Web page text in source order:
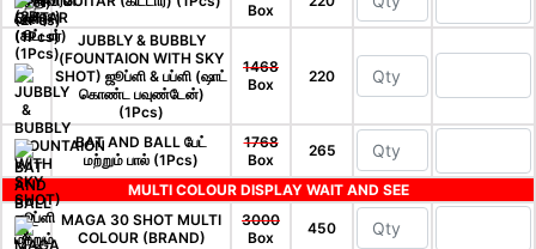
Box
JUBBLY & BUBBLY
(FOUNTAION WITH SKY
SHOT) ஜூப்ளி & பப்ளி (ஷாட்
கொண்ட பவுண்டேன்)
(1Pcs)
1468
Box
220
BAT AND BALL பேட்
மற்றும் பால் (1Pcs)
1768
Box
265
MULTI COLOUR DISPLAY WAIT AND SEE
MAGA 30 SHOT MULTI
COLOUR (BRAND)
3000
Box
450